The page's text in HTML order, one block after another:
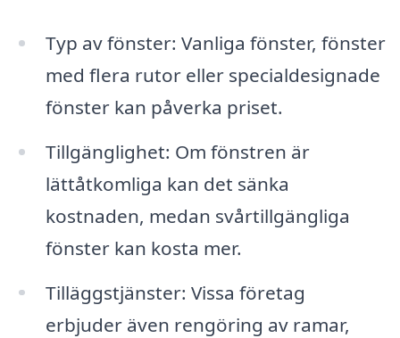
Typ av fönster: Vanliga fönster, fönster
med flera rutor eller specialdesignade
fönster kan påverka priset.
Tillgänglighet: Om fönstren är
lättåtkomliga kan det sänka
kostnaden, medan svårtillgängliga
fönster kan kosta mer.
Tilläggstjänster: Vissa företag
erbjuder även rengöring av ramar,